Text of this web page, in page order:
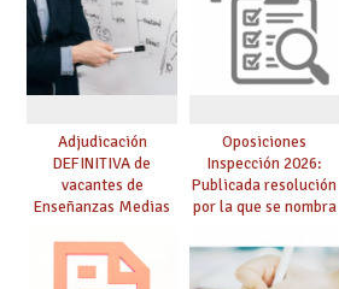
Adjudicación
DEFINITIVA de
vacantes de
Enseñanzas Medias
Oposiciones
Inspección 2026:
Publicada resolución
por la que se nombra
prácticas, se regulan
dichas prácticas y se